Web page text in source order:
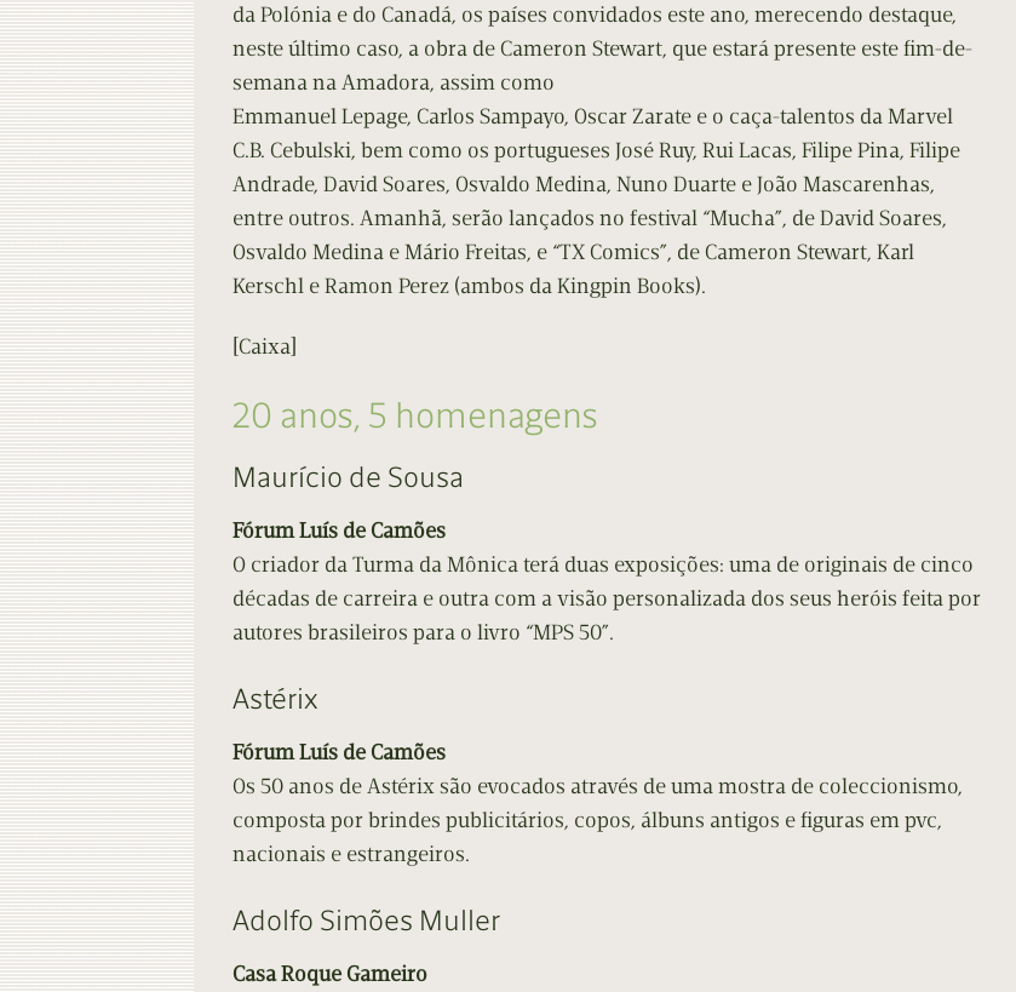
da Polónia e do Canadá, os países convidados este ano, merecendo destaque,
neste último caso, a obra de Cameron Stewart, que estará presente este fim-de-
semana na Amadora, assim como
Emmanuel Lepage, Carlos Sampayo, Oscar Zarate e o caça-talentos da Marvel
C.B. Cebulski, bem como os portugueses José Ruy, Rui Lacas, Filipe Pina, Filipe
Andrade, David Soares, Osvaldo Medina, Nuno Duarte e João Mascarenhas,
entre outros. Amanhã, serão lançados no festival “Mucha”, de David Soares,
Osvaldo Medina e Mário Freitas, e “TX Comics”, de Cameron Stewart, Karl
Kerschl e Ramon Perez (ambos da Kingpin Books).
[Caixa]
20 anos, 5 homenagens
Maurício de Sousa
Fórum Luís de Camões
O criador da Turma da Mônica terá duas exposições: uma de originais de cinco
décadas de carreira e outra com a visão personalizada dos seus heróis feita por
autores brasileiros para o livro “MPS 50”.
Astérix
Fórum Luís de Camões
Os 50 anos de Astérix são evocados através de uma mostra de coleccionismo,
composta por brindes publicitários, copos, álbuns antigos e figuras em pvc,
nacionais e estrangeiros.
Adolfo Simões Muller
Casa Roque Gameiro